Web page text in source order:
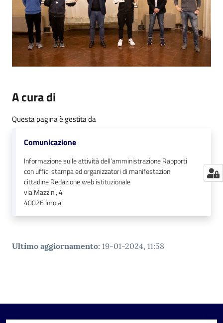
A cura di
Questa pagina è gestita da
Comunicazione
Informazione sulle attività dell’amministrazione Rapporti
con uffici stampa ed organizzatori di manifestazioni
cittadine Redazione web istituzionale
via Mazzini, 4
40026Imola
Ultimo aggiornamento: 19-01-2024, 11:58